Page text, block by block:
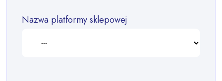
Nazwa platformy sklepowej